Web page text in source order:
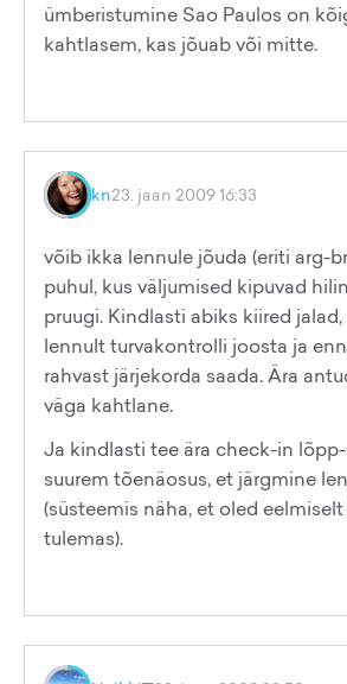
ümberistumine Sao Paulos on
kahtlasem, kas jõuab või mitte.
kn23. jaan 2009 16:33
võib ikka lennule jõuda (eriti arg-
puhul, kus väljumised kipuvad
pruugi. Kindlasti abiks kiired
lennult turvakontrolli joosta ja
rahvast järjekorda saada. Ära
väga kahtlane.
Ja kindlasti tee ära check-in
suurem tõenäosus, et järgmine
(süsteemis näha, et oled
tulemas).